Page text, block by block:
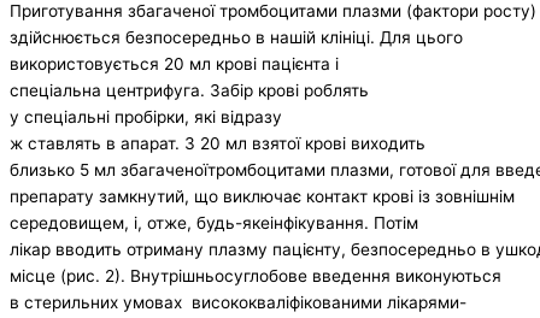
Приготування збагаченої тромбоцитами плазми (фактори росту)
здійснюється безпосередньо в нашій клініці. Для цього
використовується 20 мл крові пацієнта і
спеціальна центрифуга. Забір крові роблять
у спеціальні пробірки, які відразу
ж ставлять в апарат. З 20 мл взятої крові виходить
близько 5 мл збагаченоїтромбоцитами плазми, готової для
препарату замкнутий, що виключає контакт крові із зовнішнім
середовищем, і, отже, будь-якеінфікування. Потім
лікар вводить отриману плазму пацієнту, безпосередньо в
місце (рис. 2). Внутрішньосуглобове введення виконуються
в стерильних умовах висококваліфікованими лікарями-